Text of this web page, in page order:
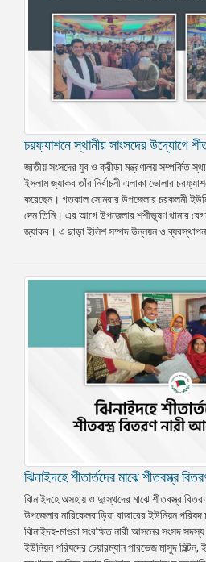
চরফ্যাশনে স্থানীয় সাংসদের উদ্যোগে
জাতীয় সংসদের যুব ও ক্রীড়া মন্ত্রণালয় সম্পর্কিত
ইসলাম জ্যাকব তাঁর নির্বাচনী এলাকা ভোলার
করেছেন। গতকাল সোমবার উপজেলার চরকলমী
দেন তিনি। এর আগে উপজেলার শশীভূষণ থানার
জ্যাকব। এ ছাড়া ইলিশ সম্পদ উন্নয়ন ও
ঝিনাইদহে শীতার্তদের মাঝে শীতবস্ত্র
ঝিনাইদহে অসহায় ও দুঃস্থদের মাঝে শীতবস্ত্র
উপজেলার নারিকেলবাড়িয়া বাজারের ইউনিয়ন
ঝিনাইদহ-মাগুরা সংরক্ষিত নারী আসনের সংসদ
ইউনিয়ন পরিষদের চেয়ারম্যান পারভেজ মাসুদ